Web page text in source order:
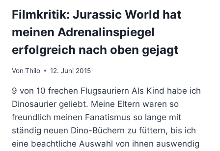
Filmkritik: Jurassic World hat
meinen Adrenalinspiegel
erfolgreich nach oben gejagt
Von Thilo 12. Juni 2015
9 von 10 frechen Flugsauriern Als Kind habe ich
Dinosaurier geliebt. Meine Eltern waren so
freundlich meinen Fanatismus so lange mit
ständig neuen Dino-Büchern zu füttern, bis ich
eine beachtliche Auswahl von ihnen auswendig